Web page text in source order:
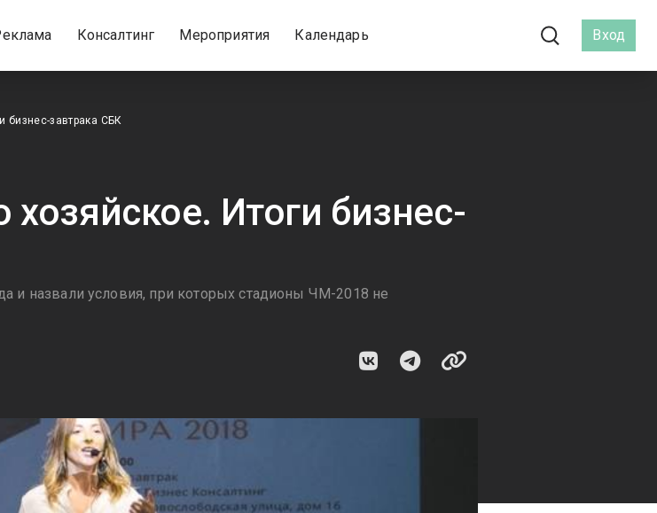
Консалтинг Мероприятия Календарь Вход
бизнес-завтрака СБК
Итоги бизнес-
и назвали условия, при которых стадионы ЧМ-2018 не